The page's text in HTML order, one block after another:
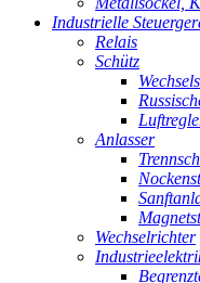
Industrielle
Relais
Schütz
Anlasser
Wechselrichter